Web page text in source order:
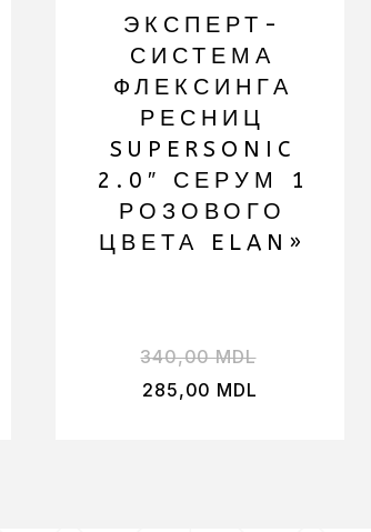
ЭКСПЕРТ-
СИСТЕМА
ФЛЕКСИНГА
РЕСНИЦ
SUPERSONIC
2.0″ СЕРУМ 1
РОЗОВОГО
ЦВЕТА ELAN»
340,00MDL
285,00 MDL